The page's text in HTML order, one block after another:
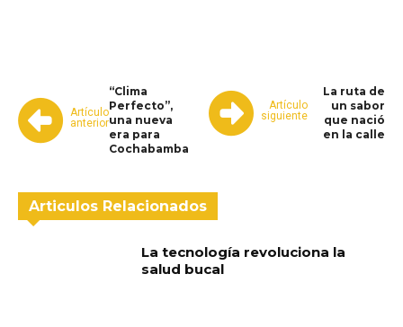
Artículo
anterior
“Clima
Perfecto”,
una nueva
era para
Cochabamba
Artículo
siguiente
La ruta de
un sabor
que nació
en la calle
Articulos Relacionados
La tecnología revoluciona la
salud bucal